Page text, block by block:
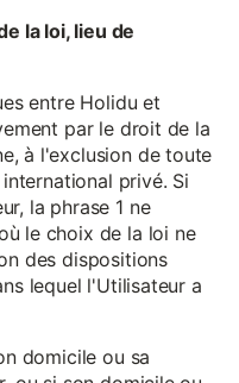
la loi, lieu de
entre Holidu et
par le droit de la
à l'exclusion de toute
privé. Si
la phrase 1 ne
le choix de la loi ne
des dispositions
lequel l'Utilisateur a
domicile ou sa